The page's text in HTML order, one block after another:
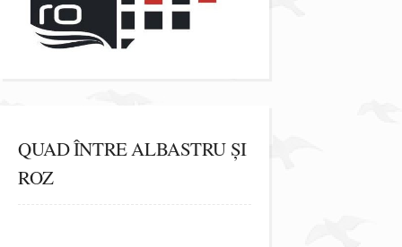
QUAD ÎNTRE ALBASTRU ȘI
ROZ